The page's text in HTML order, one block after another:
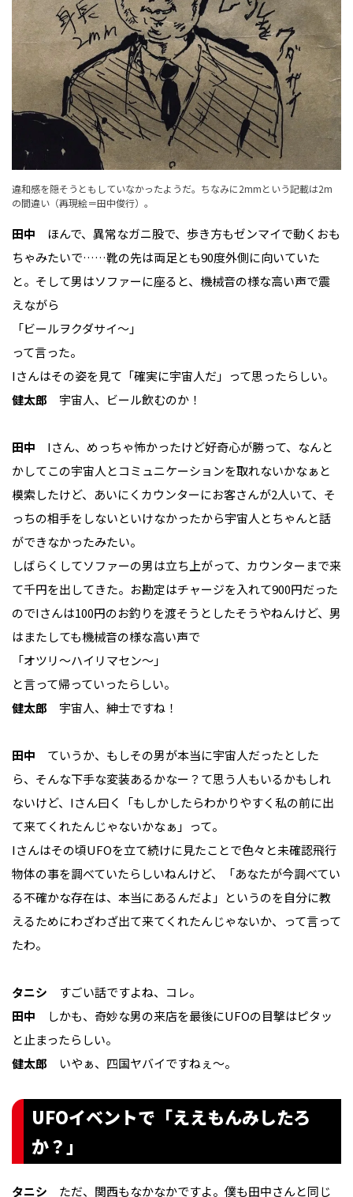
違和感を隠そうともしていなかったようだ。ちなみに2mmという記載は2m
の間違い（再現絵＝田中俊行）。
田中 ほんで、異常なガニ股で、歩き方もゼンマイで動くおも
ちゃみたいで……靴の先は両足とも90度外側に向いていた
と。そして男はソファーに座ると、機械音の様な高い声で震
えながら
「ビールヲクダサイ〜」
って言った。
Iさんはその姿を見て「確実に宇宙人だ」って思ったらしい。
健太郎 宇宙人、ビール飲むのか！
田中 Iさん、めっちゃ怖かったけど好奇心が勝って、なんと
かしてこの宇宙人とコミュニケーションを取れないかなぁと
模索したけど、あいにくカウンターにお客さんが2人いて、そ
っちの相手をしないといけなかったから宇宙人とちゃんと話
ができなかったみたい。
しばらくしてソファーの男は立ち上がって、カウンターまで来
て千円を出してきた。お勘定はチャージを入れて900円だった
のでIさんは100円のお釣りを渡そうとしたそうやねんけど、男
はまたしても機械音の様な高い声で
「オツリ〜ハイリマセン〜」
と言って帰っていったらしい。
健太郎 宇宙人、紳士ですね！
田中 ていうか、もしその男が本当に宇宙人だったとした
ら、そんな下手な変装あるかなー？て思う人もいるかもしれ
ないけど、Iさん曰く「もしかしたらわかりやすく私の前に出
て来てくれたんじゃないかなぁ」って。
Iさんはその頃UFOを立て続けに見たことで色々と未確認飛行
物体の事を調べていたらしいねんけど、「あなたが今調べてい
る不確かな存在は、本当にあるんだよ」というのを自分に教
えるためにわざわざ出て来てくれたんじゃないか、って言って
たわ。
タニシ すごい話ですよね、コレ。
田中 しかも、奇妙な男の来店を最後にUFOの目撃はピタッ
と止まったらしい。
健太郎 いやぁ、四国ヤバイですねぇ〜。
UFOイベントで「ええもんみしたろ
か？」
タニシ ただ、関西もなかなかですよ。僕も田中さんと同じ